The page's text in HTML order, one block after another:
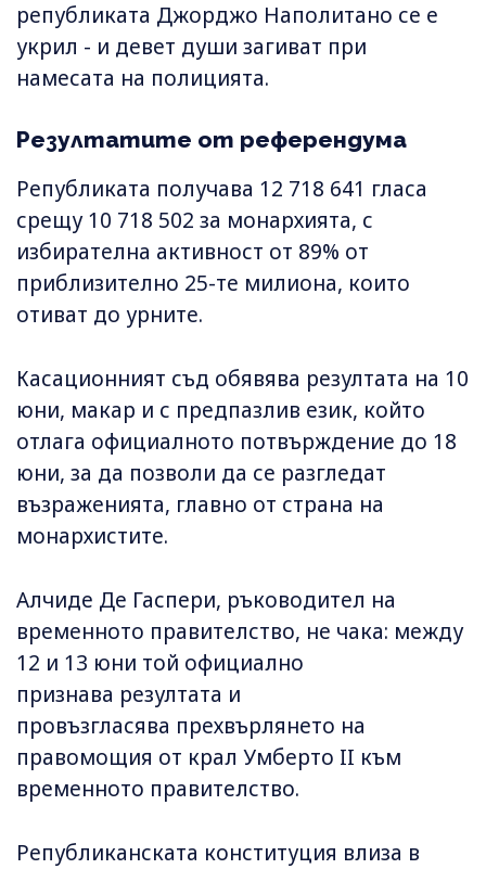
републиката Джорджо Наполитано се е
укрил - и девет души загиват при
намесата на полицията.
Резултатите от референдума
Републиката получава 12 718 641 гласа
срещу 10 718 502 за монархията, с
избирателна активност от 89% от
приблизително 25-те милиона, които
отиват до урните.
Касационният съд обявява резултата на 10
юни, макар и с предпазлив език, който
отлага официалното потвърждение до 18
юни, за да позволи да се разгледат
възраженията, главно от страна на
монархистите.
Алчиде Де Гаспери, ръководител на
временното правителство, не чака: между
12 и 13 юни той официално
признава резултата и
провъзгласява прехвърлянето на
правомощия от крал Умберто II към
временното правителство.
Републиканската конституция влиза в